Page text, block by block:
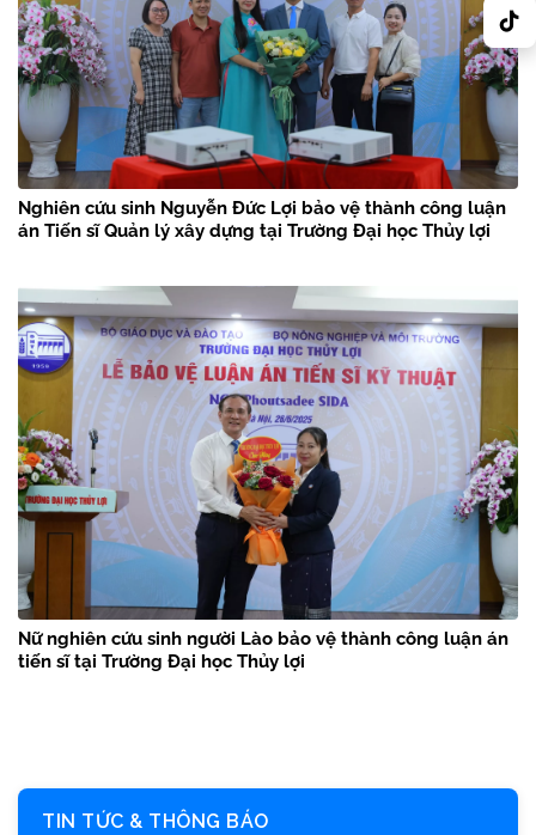
Nghiên cứu sinh Nguyễn Đức Lợi bảo vệ thành công luận
án Tiến sĩ Quản lý xây dựng tại Trường Đại học Thủy lợi
Nữ nghiên cứu sinh người Lào bảo vệ thành công luận án
tiến sĩ tại Trường Đại học Thủy lợi
TIN TỨC & THÔNG BÁO